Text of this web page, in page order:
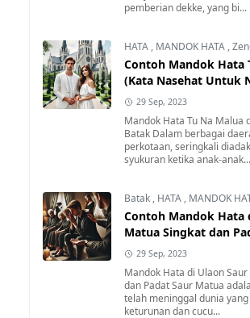
pemberian dekke, yang bi...
HATA , MANDOK HATA ,
Contoh Mandok Hata
(Kata Nasehat Untuk
29 Sep, 2023
Mandok Hata Tu Na Malua
Batak Dalam berbagai
perkotaan, seringkali
syukuran ketika anak-anak...
Batak , HATA , MANDOK
Contoh Mandok Hata
Matua Singkat dan
29 Sep, 2023
Mandok Hata di Ulaon
dan Padat Saur Matua
telah meninggal dunia
keturunan dan cucu...